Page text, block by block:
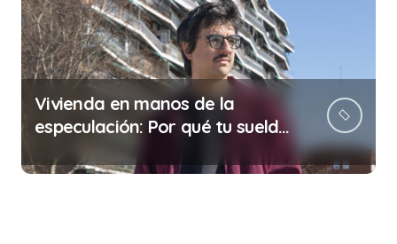
Vivienda en manos de la
especulación: Por qué tu sueldo